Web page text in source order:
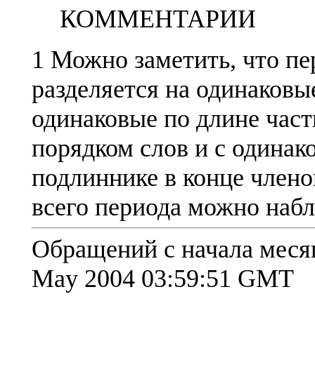
КОММЕНТАРИИ
1 Можно заметить, что
разделяется на
одинаковые по длине
порядком слов и с
подлиннике в конце
всего периода можно
Обращений с начала
May 2004 03:59:51 GMT